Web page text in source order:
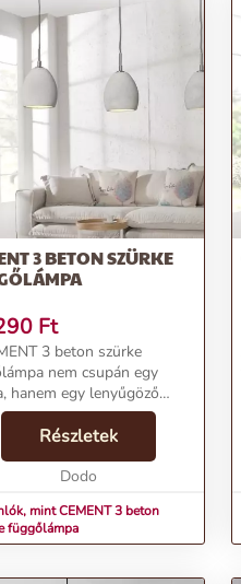
3 BETON SZÜRKE
Ft
3 beton szürke
nem csupán egy
hanem egy lenyűgöző
kiegészítő, mely magával
megtöri a megszokott
egyhangúságát. Az
készült csillár három
Részletek
Dodo
mint CEMENT 3 beton
függőlámpa